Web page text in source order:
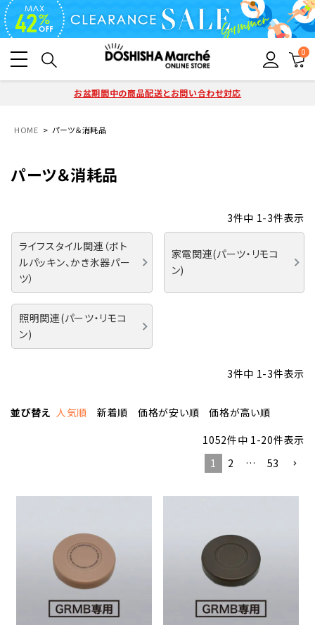
0
お盆期間中の商品配送とお問い合わせ対応
HOME パーツ＆消耗品
パーツ＆消耗品
3件中 1-3件表示
ライフスタイル関連（ボト
ルパッキン、かき氷器パー
ツ）
家電関連(パーツ・リモコ
ン)
照明関連(パーツ・リモコ
ン)
3件中 1-3件表示
並び替え 人気順 新着順 価格が安い順
価格が高い順
1052件中 1-20件表示
1
2 … 53